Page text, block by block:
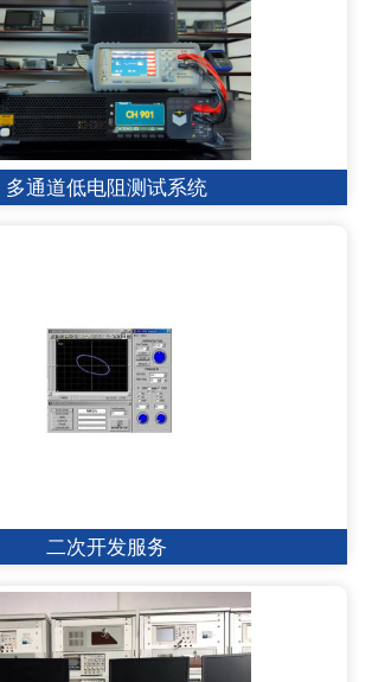
多通道低电阻测试系统
二次开发服务